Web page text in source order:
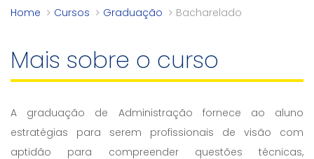
Home Cursos Graduação Bacharelado
Mais sobre o curso
A graduação de Administração fornece ao aluno
estratégias para serem profissionais de visão com
aptidão para compreender questões técnicas,